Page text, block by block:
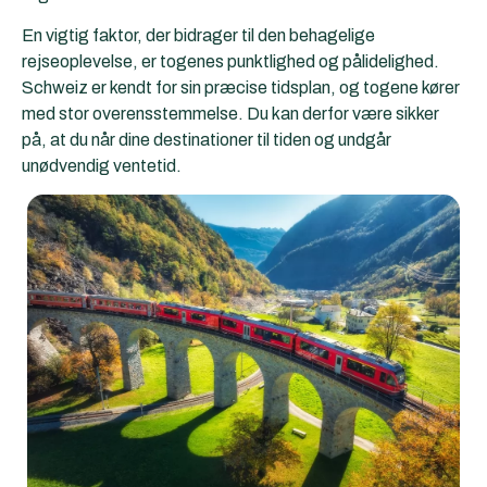
En vigtig faktor, der bidrager til den behagelige
rejseoplevelse, er togenes punktlighed og pålidelighed.
Schweiz er kendt for sin præcise tidsplan, og togene kører
med stor overensstemmelse. Du kan derfor være sikker
på, at du når dine destinationer til tiden og undgår
unødvendig ventetid.